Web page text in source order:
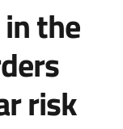
the
risk